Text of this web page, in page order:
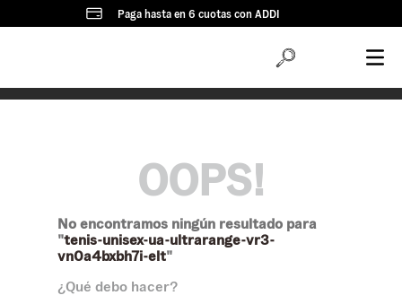
Paga hasta en 6 cuotas con ADDI
OOPS!
No encontramos ningún resultado para
"tenis-unisex-ua-ultrarange-vr3-
vn0a4bxbh7i-elt"
¿Qué debo hacer?